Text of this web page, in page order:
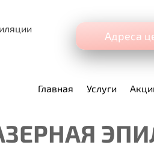
Адреса
Главная Услуги